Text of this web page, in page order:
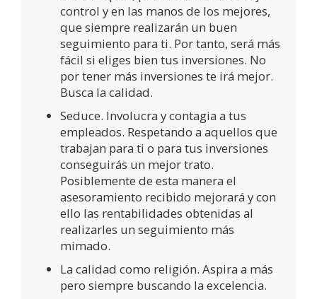
control y en las manos de los mejores,
que siempre realizarán un buen
seguimiento para ti. Por tanto, será más
fácil si eliges bien tus inversiones. No
por tener más inversiones te irá mejor.
Busca la calidad.
Seduce. Involucra y contagia a tus
empleados. Respetando a aquellos que
trabajan para ti o para tus inversiones
conseguirás un mejor trato.
Posiblemente de esta manera el
asesoramiento recibido mejorará y con
ello las rentabilidades obtenidas al
realizarles un seguimiento más
mimado.
La calidad como religión. Aspira a más
pero siempre buscando la excelencia.